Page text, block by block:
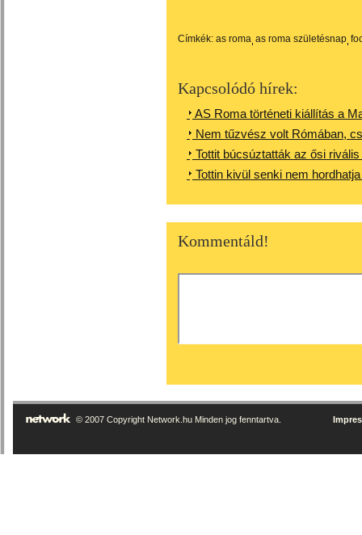
Címkék: as roma as roma születésnap
Kapcsolódó hírek:
AS Roma történeti kiállítás a
Nem tűzvész volt Rómában,
Tottit búcsúztatták az ősi
Tottin kivül senki nem
Kommentáld!
© 2007 Copyright Network.hu Minden jog fenntartva.